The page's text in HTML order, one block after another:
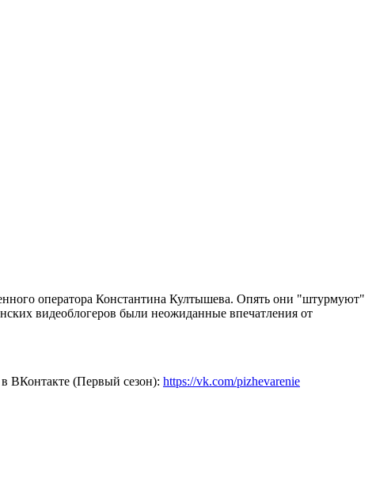
оператора Константина Култышева. Опять они "штурмуют"
видеоблогеров были неожиданные впечатления от
ВКонтакте (Первый сезон): https://vk.com/pizhevarenie